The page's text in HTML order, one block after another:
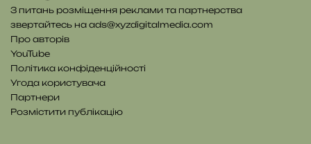
З питань розміщення реклами та партнерства
звертайтесь на ads@xyzdigitalmedia.com
Про авторів
YouTube
Політика конфіденційності
Угода користувача
Партнери
Розмістити публікацію